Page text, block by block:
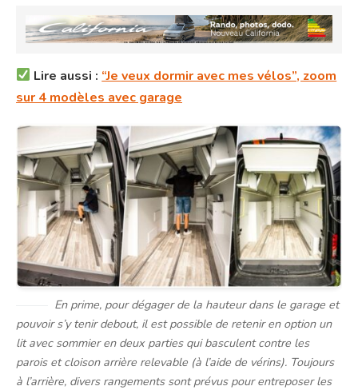
Lire aussi : “Je veux dormir avec mes vélos”, zoom
sur 4 modèles avec garage
En prime, pour dégager de la hauteur dans le garage et
pouvoir s’y tenir debout, il est possible de retenir en option un
lit avec sommier en deux parties qui basculent contre les
parois et cloison arrière relevable (à l’aide de vérins). Toujours
à l’arrière, divers rangements sont prévus pour entreposer les